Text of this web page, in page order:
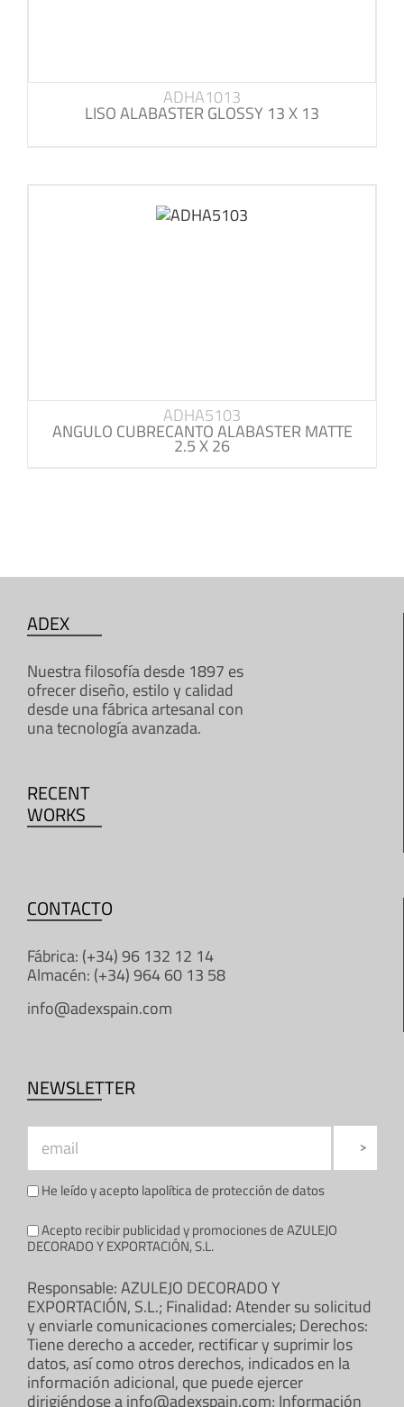
ADHA1013
LISO ALABASTER GLOSSY 13 X 13
ADHA5103
ANGULO CUBRECANTO ALABASTER MATTE
2.5 X 26
ADEX
Nuestra filosofía desde 1897 es
ofrecer diseño, estilo y calidad
desde una fábrica artesanal con
una tecnología avanzada.
RECENT
WORKS
CONTACTO
Fábrica: (+34) 96 132 12 14
Almacén: (+34) 964 60 13 58
info@adexspain.com
NEWSLETTER
He leído y acepto lapolítica de protección de datos
Acepto recibir publicidad y promociones de AZULEJO
DECORADO Y EXPORTACIÓN, S.L.
Responsable: AZULEJO DECORADO Y
EXPORTACIÓN, S.L.; Finalidad: Atender su solicitud
y enviarle comunicaciones comerciales; Derechos:
Tiene derecho a acceder, rectificar y suprimir los
datos, así como otros derechos, indicados en la
información adicional, que puede ejercer
dirigiéndose a info@adexspain.com; Información